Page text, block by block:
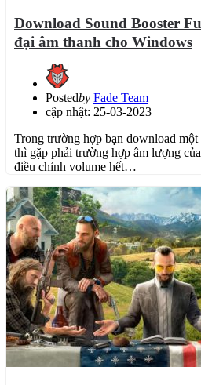
Download Sound Booster
đại âm thanh cho Windows
Postedby Fade Team
cập nhật: 25-03-2023
Trong trường hợp bạn download
thì gặp phải trường hợp âm lượng
điều chỉnh volume hết…